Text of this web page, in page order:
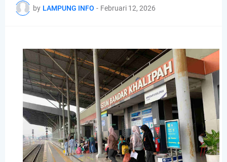
by LAMPUNG INFO - Februari 12, 2026